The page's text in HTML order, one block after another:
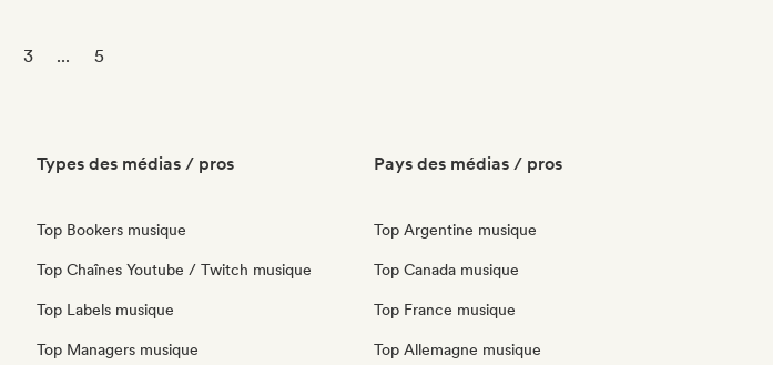
3 ... 5
Types des médias / pros
Top Bookers musique
Top Chaînes Youtube / Twitch musique
Top Labels musique
Top Managers musique
Pays des médias / pros
Top Argentine musique
Top Canada musique
Top France musique
Top Allemagne musique